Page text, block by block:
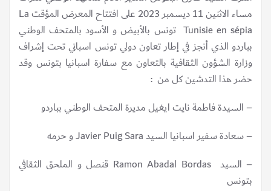
مساء الاثنين 11 ديسمبر 2023 على افتتاح المعرض المؤقت La
Tunisie en sépia تونس بالأبيض و الأسود بالمتحف الوطني
بباردو الذي أنجز في إطار تعاون دولي تونس اسباني تحت إشراف
وزارة الشؤون الثقافية بالتعاون مع سفارة اسبانيا بتونس وقد
حضر هذا التدشين كل من :
– السيدة فاطمة نايت ايغيل مديرة المتحف الوطني بباردو
– سعادة سفير اسبانيا السيد Javier Puig Sara و حرمه
– السيد Ramon Abadal Bordas قنصل و الملحق الثقافي
بتونس